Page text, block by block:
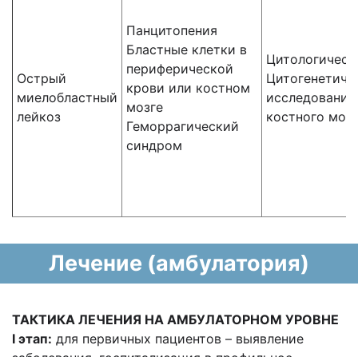
Острый
миелобластный
лейкоз
Панцитопения
Бластные клетки в
периферической
крови или костном
мозге
Геморрагический
синдром
исследование
костного
Лечение (амбулатория)
ТАКТИКА ЛЕЧЕНИЯ НА АМБУЛАТОРНОМ УРОВНЕ
I этап: для первичных пациентов – выявление